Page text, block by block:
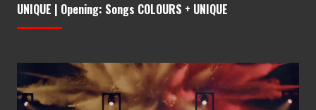
UNIQUE | Opening: Songs COLOURS + UNIQUE